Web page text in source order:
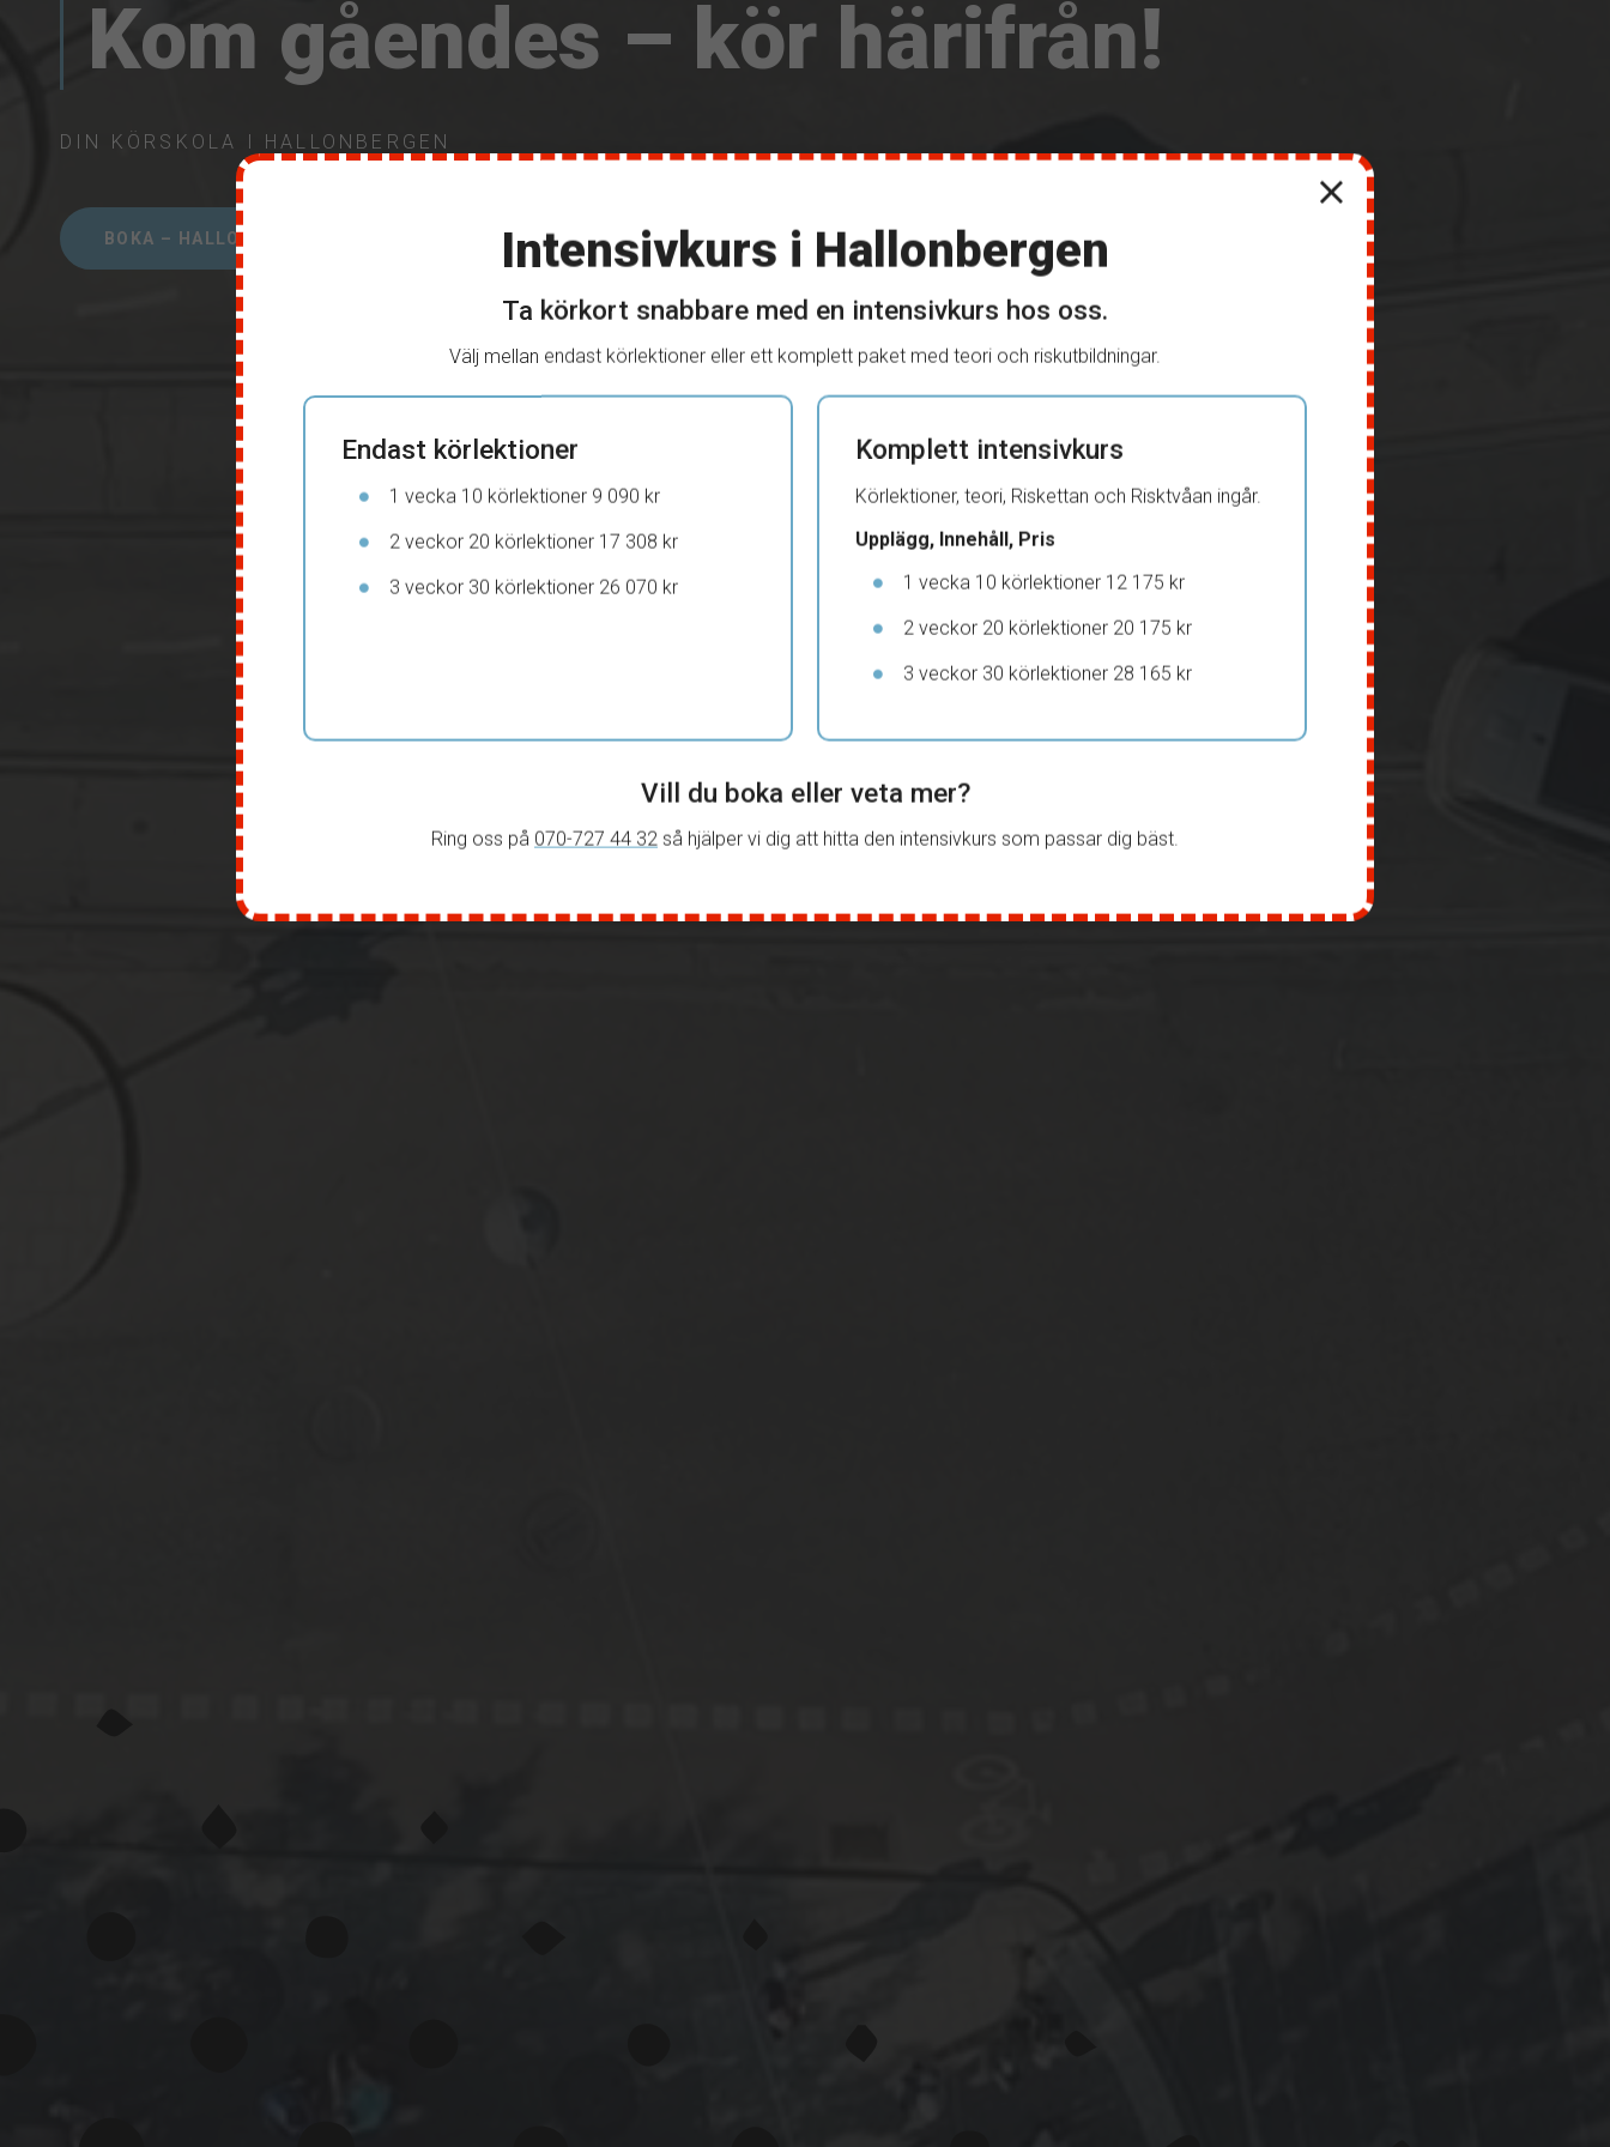
Kom gåendes – kör härifrån!
DIN KÖRSKOLA I HALLONBERGEN
BOKA – HALLONBERGEN RING OSSIntensivkurs i Hallonbergen
Ta körkort snabbare med en intensivkurs hos oss.
Välj mellan endast körlektioner eller ett komplett paket med teori och riskutbildningar.
Endast körlektioner
1 vecka 10 körlektioner 9 090 kr
2 veckor 20 körlektioner 17 308 kr
3 veckor 30 körlektioner 26 070 kr
Komplett intensivkurs
Körlektioner, teori, Riskettan och Risktvåan ingår.
Upplägg, Innehåll, Pris
1 vecka 10 körlektioner 12 175 kr
2 veckor 20 körlektioner 20 175 kr
3 veckor 30 körlektioner 28 165 kr
Vill du boka eller veta mer?
Ring oss på 070-727 44 32 så hjälper vi dig att hitta den intensivkurs som passar dig bäst.